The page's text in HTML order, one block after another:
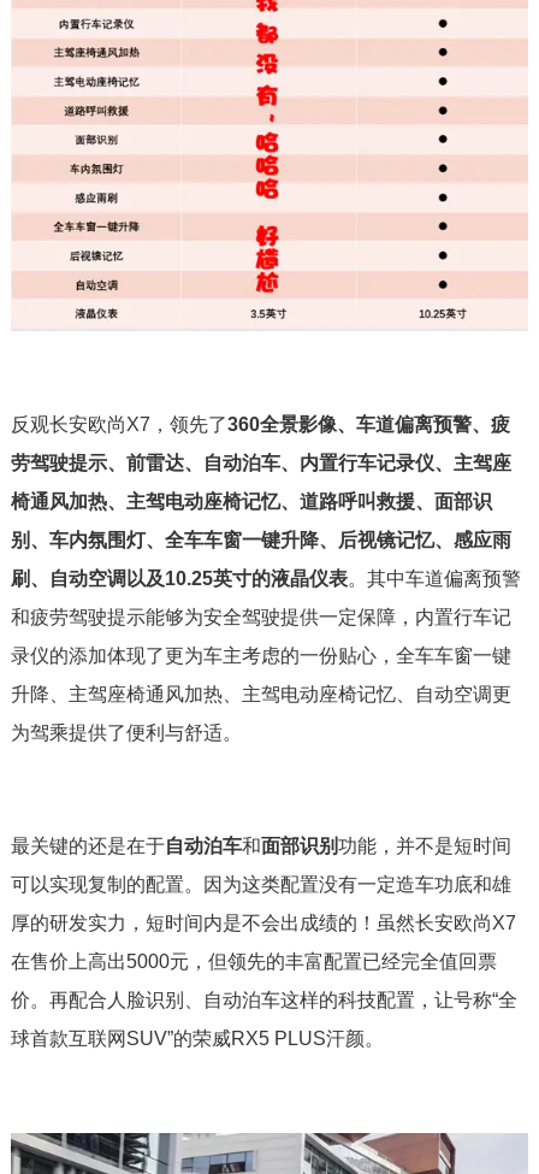
反观长安欧尚X7，领先了360全景影像、车道偏离预警、疲
劳驾驶提示、前雷达、自动泊车、内置行车记录仪、主驾座
椅通风加热、主驾电动座椅记忆、道路呼叫救援、面部识
别、车内氛围灯、全车车窗一键升降、后视镜记忆、感应雨
刷、自动空调以及10.25英寸的液晶仪表。其中车道偏离预警
和疲劳驾驶提示能够为安全驾驶提供一定保障，内置行车记
录仪的添加体现了更为车主考虑的一份贴心，全车车窗一键
升降、主驾座椅通风加热、主驾电动座椅记忆、自动空调更
为驾乘提供了便利与舒适。
最关键的还是在于自动泊车和面部识别功能，并不是短时间
可以实现复制的配置。因为这类配置没有一定造车功底和雄
厚的研发实力，短时间内是不会出成绩的！虽然长安欧尚X7
在售价上高出5000元，但领先的丰富配置已经完全值回票
价。再配合人脸识别、自动泊车这样的科技配置，让号称“全
球首款互联网SUV”的荣威RX5 PLUS汗颜。